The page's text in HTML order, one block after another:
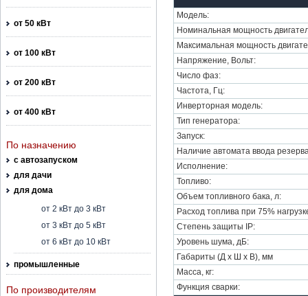
от 50 кВт
от 100 кВт
от 200 кВт
от 400 кВт
По назначению
с автозапуском
для дачи
для дома
от 2 кВт до 3 кВт
от 3 кВт до 5 кВт
от 6 кВт до 10 кВт
промышленные
По производителям
Модель:
Номинальная мощность
Максимальная мощность
Напряжение, Вольт:
Число фаз:
Частота, Гц:
Инверторная модель:
Тип генератора:
Запуск:
Наличие автомата ввода
Исполнение:
Топливо:
Объем топливного бака, л:
Расход топлива при 75%
Степень защиты IP:
Уровень шума, дБ:
Габариты (Д х Ш х В), мм
Масса, кг:
Функция сварки: